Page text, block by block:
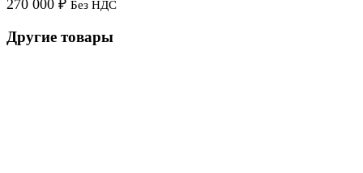
270 000 ₽ Без НДС
Другие товары